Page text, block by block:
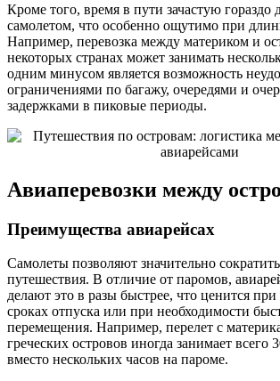
Кроме того, время в пути зачастую гораздо
самолетом, что особенно ощутимо при
Например, перевозка между материком и
некоторых странах может занимать
одним минусом является возможность
ограничениями по багажу, очередями и
задержками в пиковые периоды.
Авиаперевозки между
Преимущества авиарейсах
Самолеты позволяют значительно
путешествия. В отличие от паромов,
делают это в разы быстрее, что ценится
сроках отпуска или при необходимости
перемещения. Например, перелет с
греческих островов иногда занимает всего
вместо нескольких часов на пароме.